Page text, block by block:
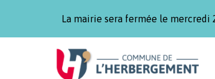
La mairie sera fermée le mercredi